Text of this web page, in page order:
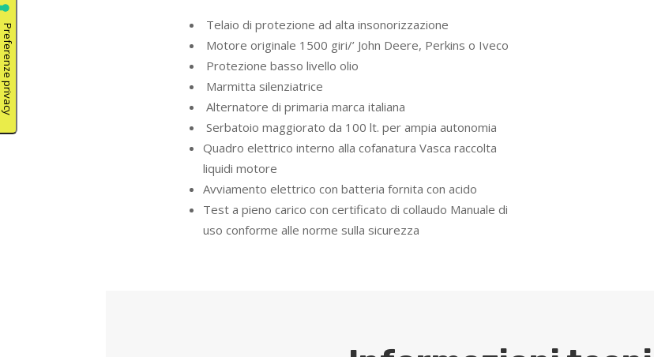
Telaio di protezione ad alta insonorizzazione
Motore originale 1500 giri/’ John Deere, Perkins o Iveco
Protezione basso livello olio
Marmitta silenziatrice
Alternatore di primaria marca italiana
Serbatoio maggiorato da 100 lt. per ampia autonomia
Quadro elettrico interno alla cofanatura Vasca raccolta
liquidi motore
Avviamento elettrico con batteria fornita con acido
Test a pieno carico con certificato di collaudo Manuale di
uso conforme alle norme sulla sicurezza